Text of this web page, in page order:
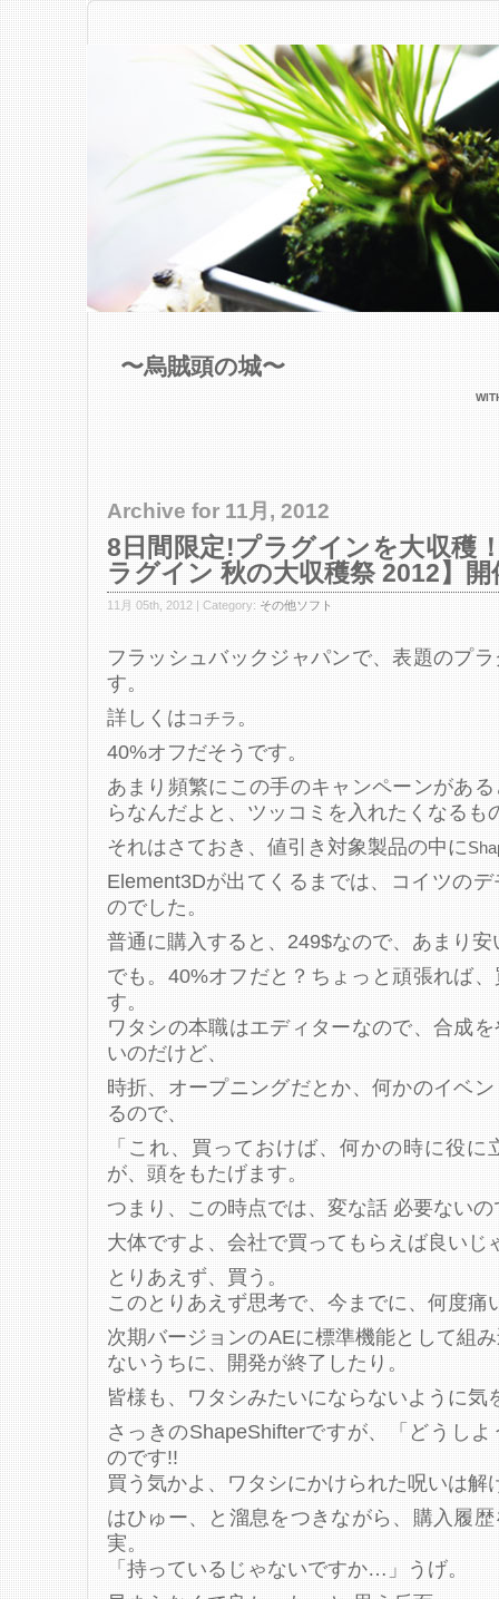
〜烏賊頭の城〜
Archive for 11月, 2012
8日間限定!プラグインを大収穫
ラグイン 秋の大収穫祭 2012】開
11月 05th, 2012 | Category: その他ソフト
フラッシュバックジャパンで、表題のプ
す。
詳しくはコチラ 。
40%オフだそうです。
あまり頻繁にこの手のキャンペーンがあ
らなんだよと、ツッコミを入れたくなるも
それはさておき、値引き対象製品の中に
Element3Dが出てくるまでは、コイツの
のでした。
普通に購入すると、249$なので、あまり
でも。40%オフだと？ちょっと頑張れば
す。
ワタシの本職はエディターなので、合成
いのだけど、
時折、オープニングだとか、何かのイベ
るので、
「これ、買っておけば、何かの時に役
が、頭をもたげます。
つまり、この時点では、変な話 必要ないの
大体ですよ、会社で買ってもらえば良いじ
とりあえず、買う。
このとりあえず思考で、今までに、何度痛
次期バージョンのAEに標準機能として組
ないうちに、開発が終了したり。
皆様も、ワタシみたいにならないように気
さっきのShapeShifterですが、「どうし
のです!!
買う気かよ、ワタシにかけられた呪いは解
はひゅー、と溜息をつきながら、購入履
実。
「持っているじゃないですか…」うげ。